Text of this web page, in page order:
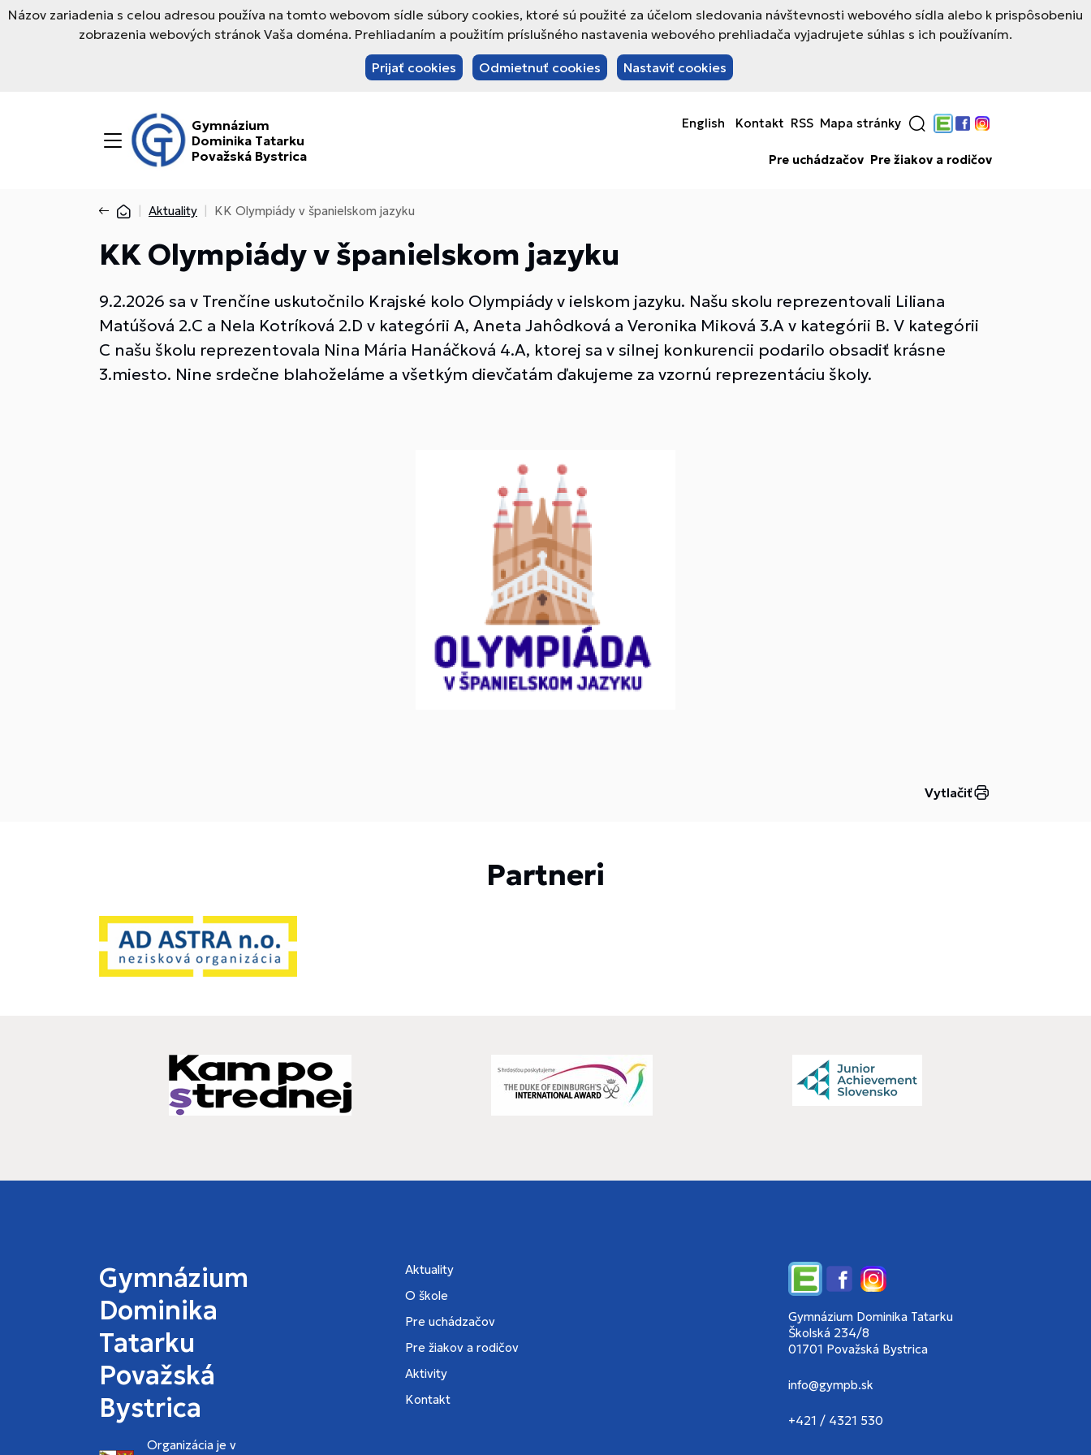
Názov zariadenia s celou adresou používa na tomto webovom sídle súbory cookies, ktoré sú použité za účelom sledovania návštevnosti webového sídla alebo k prispôsobeniu
zobrazenia webových stránok Vaša doména. Prehliadaním a použitím príslušného nastavenia webového prehliadača vyjadrujete súhlas s ich používaním.
Prijať cookies Odmietnuť cookies Nastaviť cookies
Gymnázium
Dominika Tatarku
Považská Bystrica
English Kontakt RSS Mapa stránky
Edupage
Facebook
Instagram
Pre uchádzačov Pre žiakov a rodičov
Aktuality KK Olympiády v španielskom jazyku
KK Olympiády v španielskom jazyku
9.2.2026 sa v Trenčíne uskutočnilo Krajské kolo Olympiády v ielskom jazyku. Našu skolu reprezentovali Liliana
Matúšová 2.C a Nela Kotríková 2.D v kategórii A, Aneta Jahôdková a Veronika Miková 3.A v kategórii B. V kategórii
C našu školu reprezentovala Nina Mária Hanáčková 4.A, ktorej sa v silnej konkurencii podarilo obsadiť krásne
3.miesto. Nine srdečne blahoželáme a všetkým dievčatám ďakujeme za vzornú reprezentáciu školy.
Vytlačiť
Partneri
Gymnázium
Dominika
Tatarku
Považská
Bystrica
Organizácia je v
Aktuality
O škole
Pre uchádzačov
Pre žiakov a rodičov
Aktivity
Kontakt
EdupageFacebookInstagram
Gymnázium Dominika Tatarku
Školská 234/8
01701 Považská Bystrica
info@gympb.sk
+421 / 4321 530